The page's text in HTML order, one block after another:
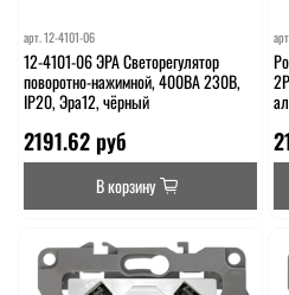
арт.12-4101-06
12-4101-06 ЭРА Светорегулятор
поворотно-нажимной, 400ВА 230В,
IP20, Эра12, чёрный
2191.62 руб
В корзину